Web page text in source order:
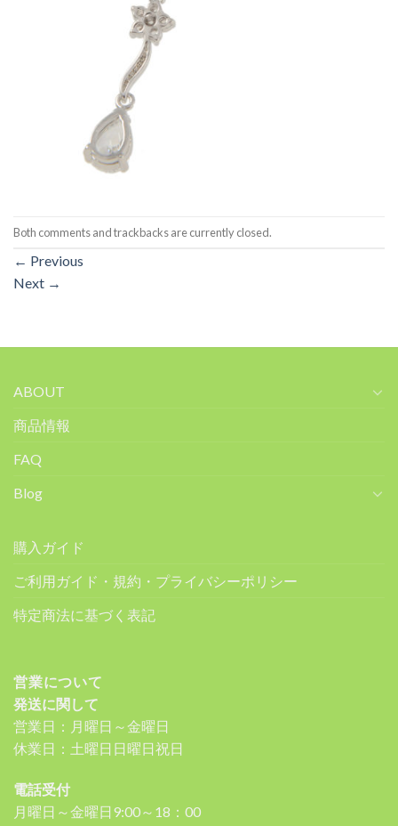
Both comments and trackbacks are currently closed.
← Previous
Next →
ABOUT
商品情報
FAQ
Blog
購入ガイド
ご利用ガイド・規約・プライバシーポリシー
特定商法に基づく表記
営業について
発送に関して
営業日：月曜日～金曜日
休業日：土曜日日曜日祝日
電話受付
月曜日～金曜日9:00～18：00